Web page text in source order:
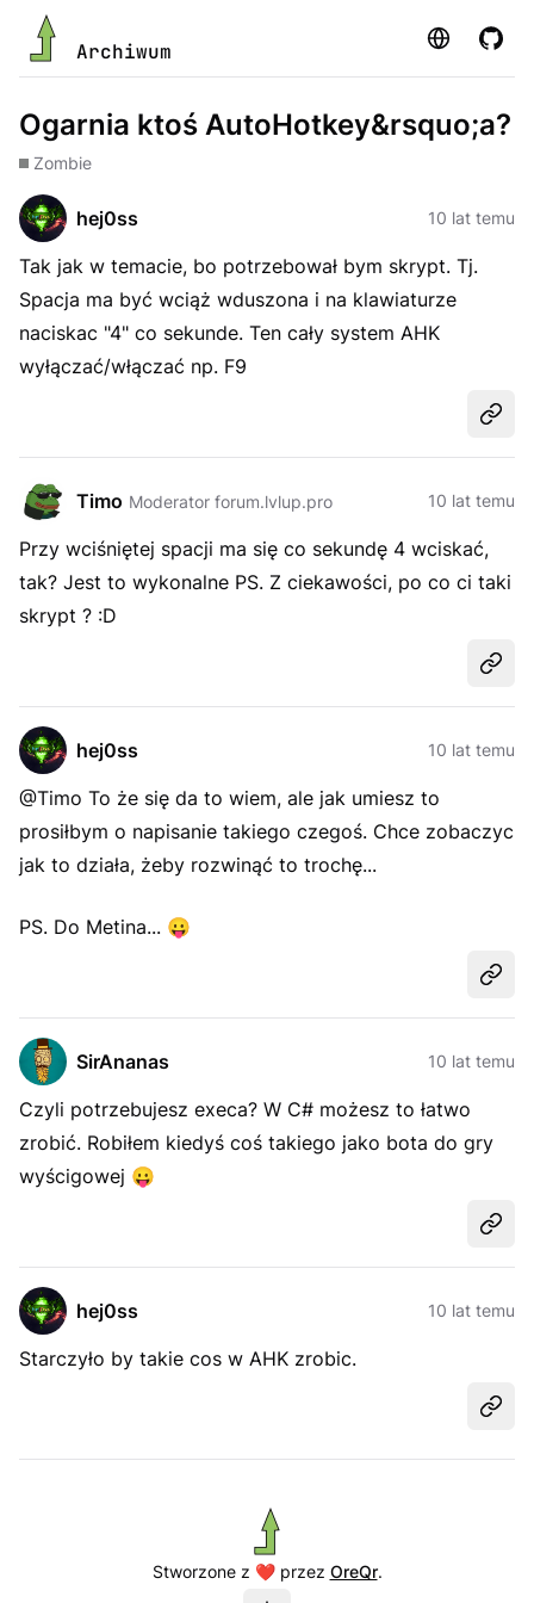
Archiwum Strona
Ogarnia ktoś AutoHotkey&rsquo;a?
Zombie
hej0ss 10 lat temu
Tak jak w temacie, bo potrzebował bym skrypt. Tj.
Spacja ma być wciąż wduszona i na klawiaturze
naciskac "4" co sekunde. Ten cały system AHK
wyłączać/włączać np. F9
Timo Moderator forum.lvlup.pro 10 lat temu
Przy wciśniętej spacji ma się co sekundę 4 wciskać,
tak? Jest to wykonalne PS. Z ciekawości, po co ci taki
skrypt ? :D
hej0ss 10 lat temu
@Timo To że się da to wiem, ale jak umiesz to
prosiłbym o napisanie takiego czegoś. Chce zobaczyc
jak to działa, żeby rozwinąć to trochę...
PS. Do Metina... 😛
SirAnanas 10 lat temu
Czyli potrzebujesz execa? W C# możesz to łatwo
zrobić. Robiłem kiedyś coś takiego jako bota do gry
wyścigowej 😛
hej0ss 10 lat temu
Starczyło by takie cos w AHK zrobic.
Stworzone z ❤️ przez OreQr.